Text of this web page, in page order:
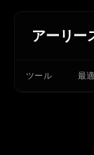
アーリー
ツール 最